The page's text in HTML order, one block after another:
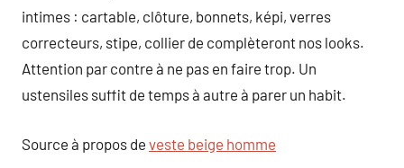
intimes : cartable, clôture, bonnets, képi, verres
correcteurs, stipe, collier de complèteront nos looks.
Attention par contre à ne pas en faire trop. Un
ustensiles suffit de temps à autre à parer un habit.
Source à propos de veste beige homme